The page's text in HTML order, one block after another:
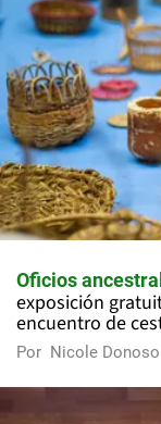
Oficios
exposición
encuentro de
Por Nicole Donoso